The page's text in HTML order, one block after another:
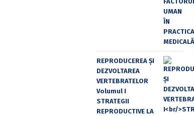
REPRODUCEREA ȘI
DEZVOLTAREA
VERTEBRATELOR
Volumul I
STRATEGII
REPRODUCTIVE LA